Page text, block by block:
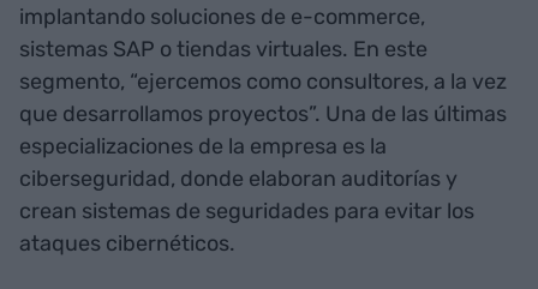
implantando soluciones de e-commerce,
sistemas SAP o tiendas virtuales. En este
segmento, “ejercemos como consultores, a la vez
que desarrollamos proyectos”. Una de las últimas
especializaciones de la empresa es la
ciberseguridad, donde elaboran auditorías y
crean sistemas de seguridades para evitar los
ataques cibernéticos.